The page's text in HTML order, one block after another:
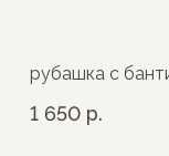
рубашка с
1 650 р.